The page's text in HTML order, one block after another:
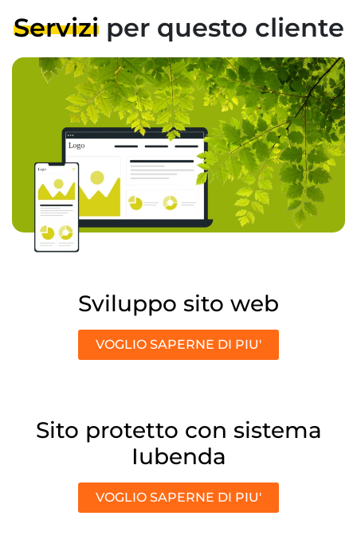
Serviziper questo cliente
Sviluppo sito web
VOGLIO SAPERNE DI PIU'
Sito protetto con sistema
Iubenda
VOGLIO SAPERNE DI PIU'